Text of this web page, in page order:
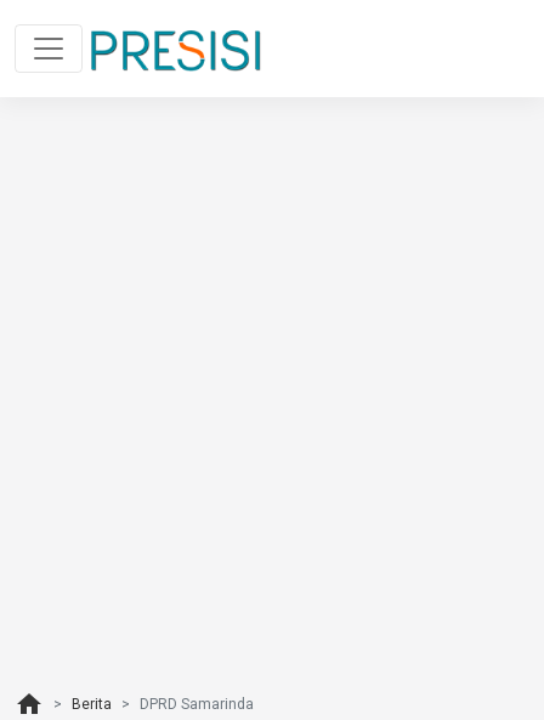
home Berita DPRD Samarinda